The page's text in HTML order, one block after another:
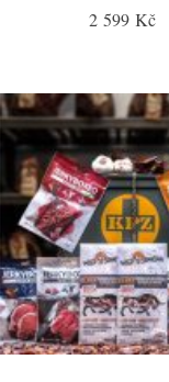
2 599 Kč